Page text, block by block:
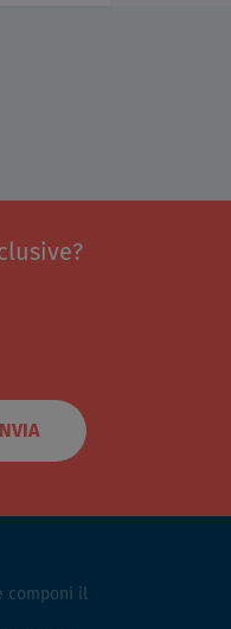
INVIA
componi il